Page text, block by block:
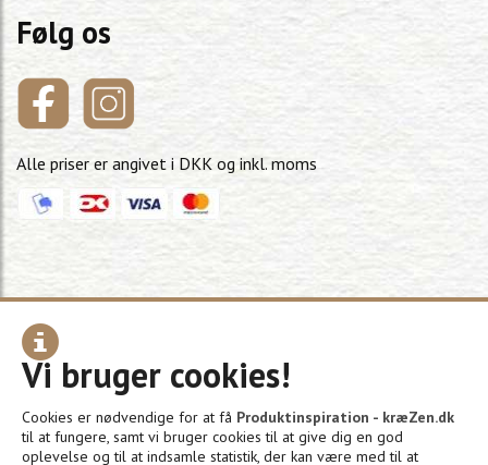
Følg os
Alle priser er angivet i DKK og inkl. moms
Information
Om os
Kontakt Os
Vi bruger cookies!
Cookies er nødvendige for at få Produktinspiration - kræZen.dk
til at fungere, samt vi bruger cookies til at give dig en god
oplevelse og til at indsamle statistik, der kan være med til at